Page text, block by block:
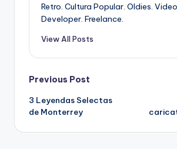
Retro. Cultura Popular. Oldies.
Developer. Freelance.
View All Posts
Post
navigation
Previous Post
3 Leyendas Selectas
de Monterrey